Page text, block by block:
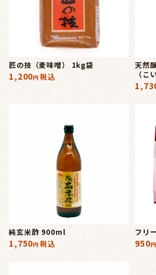
匠の技（麦味噌） 1kg袋
1,200 税込
天然
（
純玄米酢 900ml
1,750 税込
フリ
950